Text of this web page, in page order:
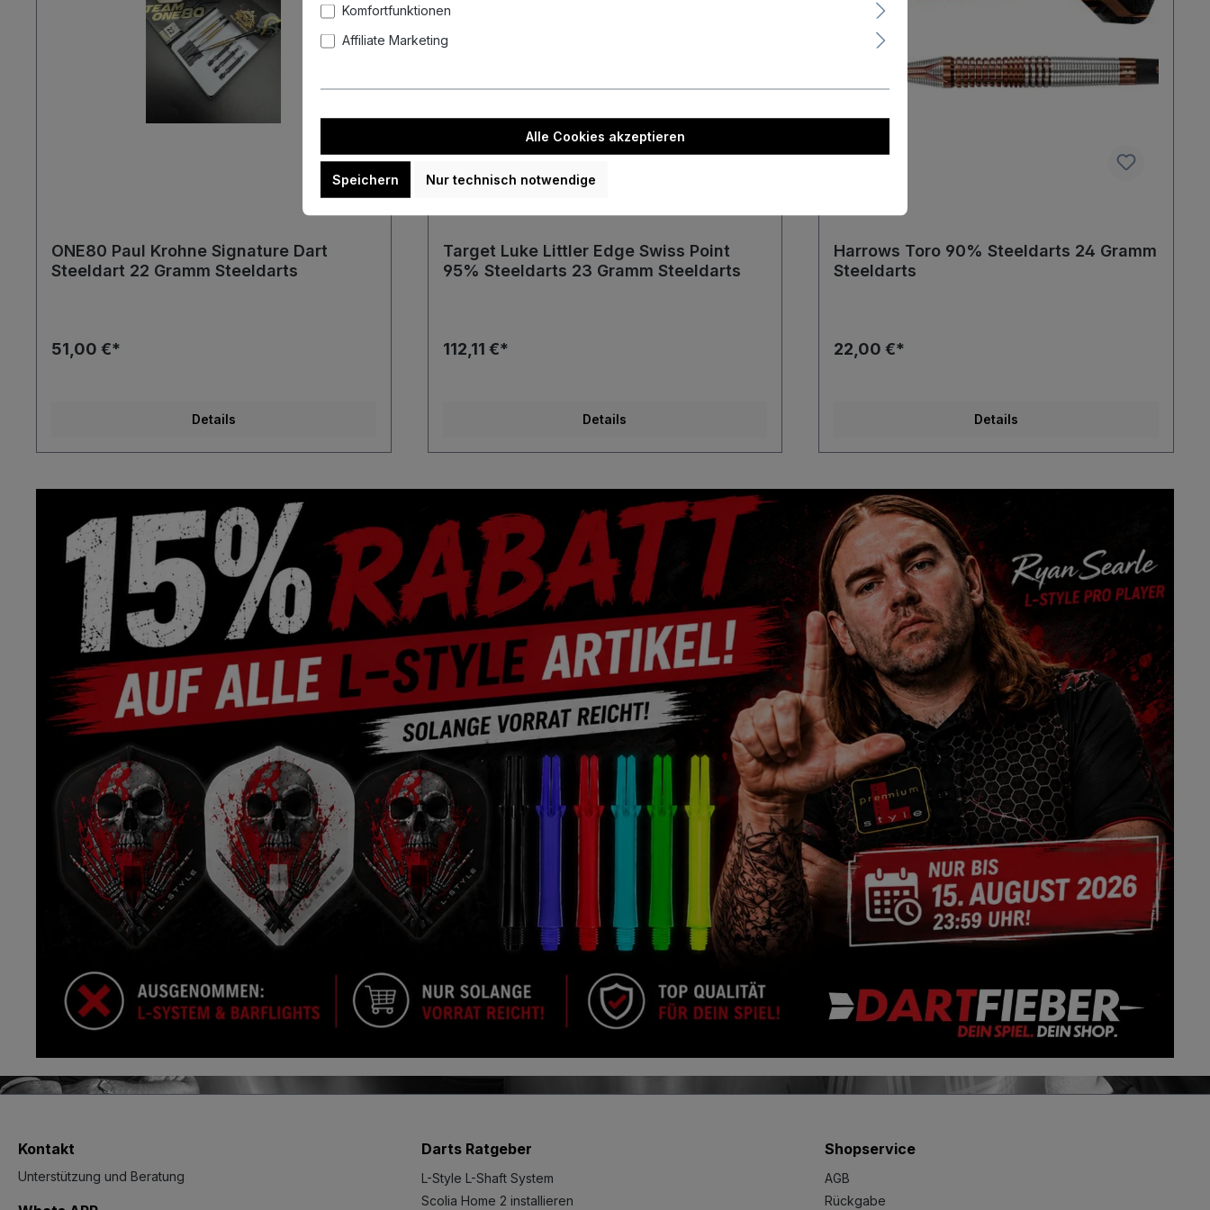
ONE80 Paul Krohne Signature Dart
Steeldart 22 Gramm Steeldarts
51,00 €*
Details
Target Luke Littler Edge Swiss Point
95% Steeldarts 23 Gramm Steeldarts
112,11 €*
Details
Harrows Toro 90% Steeldarts 24 Gramm
Steeldarts
22,00 €*
Details
Kontakt
Unterstützung und Beratung
Darts Ratgeber
L-Style L-Shaft System
Scolia Home 2 installieren
Shopservice
AGB
Rückgabe
Komfortfunktionen
Affiliate Marketing
Alle Cookies akzeptieren
Speichern Nur technisch notwendige